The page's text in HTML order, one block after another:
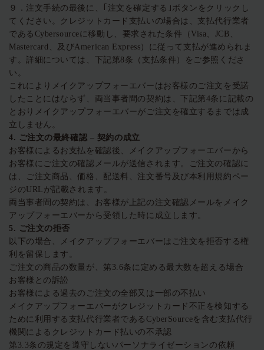
９．注文手続の最後に、｢注文を確定する｣ボタンをクリックし
てください。クレジットカード支払いの場合は、支払代行業者
であるCybersourceに移動し、要求された条件（Visa、JCB、
Mastercard、及びAmerican Express）に従って支払が進められま
す。詳細については、下記第8条（支払条件）をご参照くださ
い。
これによりメイクアップフォーエバーはお客様のご注文を受諾
したことにはならず、両当事者間の契約は、下記第4条に記載の
とおりメイクアップフォーエバーがご注文を確立するまでは成
立しません。
4. ご注文の最終確認 – 契約の成立
お客様によるお支払を確認後、メイクアップフォーエバーから
お客様にご注文の確認メールが送信されます。ご注文の確認に
は、ご注文商品、価格、配送料、注文番号及び本利用規約ペー
ジのURLが記載されます。
両当事者間の契約は、お客様が上記の注文確認メールをメイク
アップフォーエバーから受領した時に成立します。
5. ご注文の拒否
以下の場合、メイクアップフォーエバーはご注文を拒否する権
利を留保します。
ご注文の商品の数量が、第3.6条に定める最大数を超える場合
お客様との訴訟
お客様による過去のご注文の全部又は一部の不払い
メイクアップフォーエバーがクレジットカード不正を検知する
ために利用する支払代行業者であるCyberSourceを含む支払代行
機関によるクレジットカード払いの不承認
第3.3条の規定を遵守しないパーソナライゼーションの依頼